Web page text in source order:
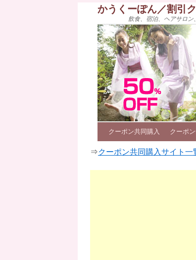
かうくーぽん／割引
飲食、宿泊、ヘアサロ
クーポン共同購入 クーポ
⇒クーポン共同購入サイト一